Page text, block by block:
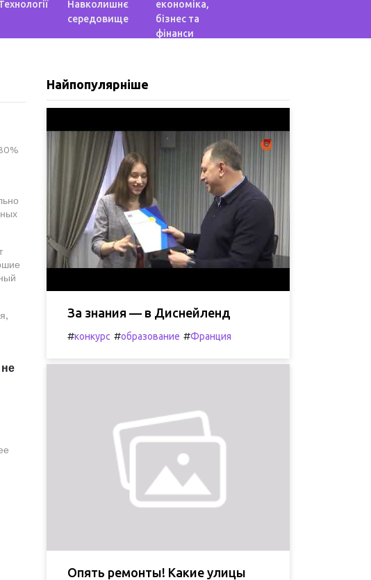
Навколишнє
середовище
економіка,
бізнес та
фінанси
Найпопулярніше
За знания — в Диснейленд
#конкурс #образование #Франция
Опять ремонты! Какие улицы